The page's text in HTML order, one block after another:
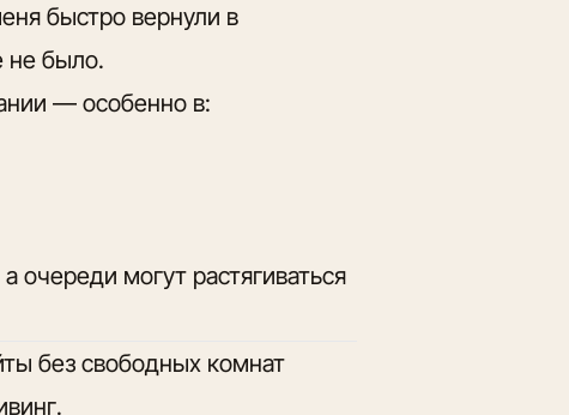
быстро вернули в
не было.
— особенно в:
очереди могут растягиваться
без свободных комнат